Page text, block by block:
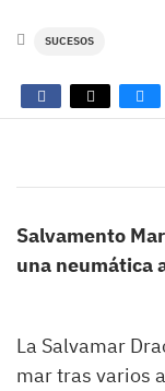
SUCESOS
Salvamento
una neumática
La Salvamar
mar tras varios